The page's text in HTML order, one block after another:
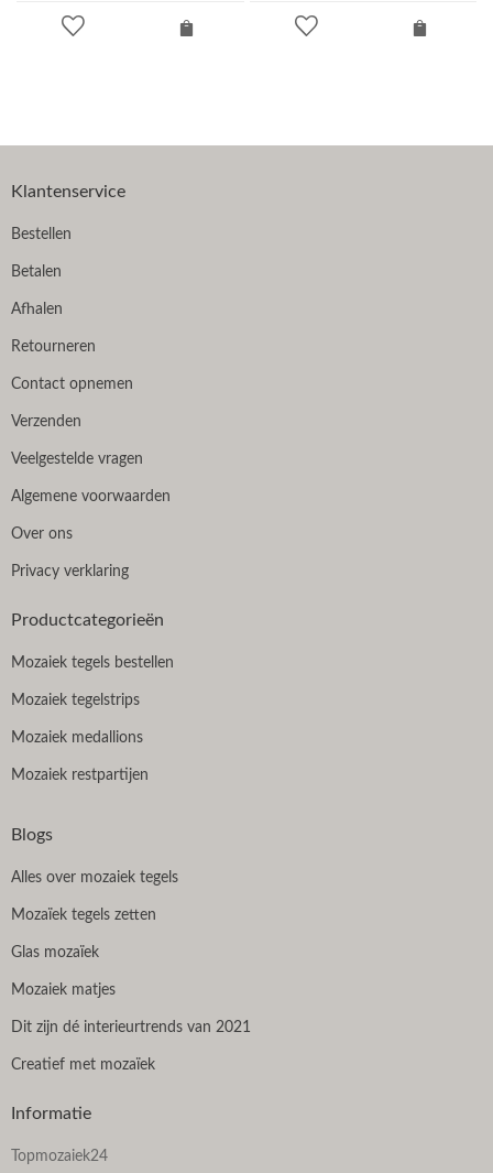
Klantenservice
Bestellen
Betalen
Afhalen
Retourneren
Contact opnemen
Verzenden
Veelgestelde vragen
Algemene voorwaarden
Over ons
Privacy verklaring
Productcategorieën
Mozaiek tegels bestellen
Mozaiek tegelstrips
Mozaiek medallions
Mozaiek restpartijen
Blogs
Alles over mozaiek tegels
Mozaïek tegels zetten
Glas mozaïek
Mozaiek matjes
Dit zijn dé interieurtrends van 2021
Creatief met mozaïek
Informatie
Topmozaiek24